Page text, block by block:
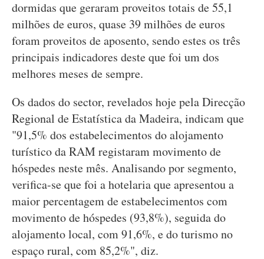
dormidas que geraram proveitos totais de 55,1
milhões de euros, quase 39 milhões de euros
foram proveitos de aposento, sendo estes os três
principais indicadores deste que foi um dos
melhores meses de sempre.
Os dados do sector, revelados hoje pela Direcção
Regional de Estatística da Madeira, indicam que
"91,5% dos estabelecimentos do alojamento
turístico da RAM registaram movimento de
hóspedes neste mês. Analisando por segmento,
verifica-se que foi a hotelaria que apresentou a
maior percentagem de estabelecimentos com
movimento de hóspedes (93,8%), seguida do
alojamento local, com 91,6%, e do turismo no
espaço rural, com 85,2%", diz.